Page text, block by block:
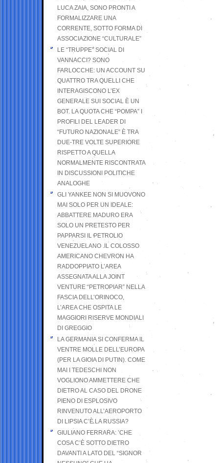
LUCA ZAIA, SONO PRONTI A
FORMALIZZARE UNA
CORRENTE, SOTTO FORMA DI
ASSOCIAZIONE “CULTURALE”
LE “TRUPPE” SOCIAL DI
VANNACCI? SONO
FARLOCCHE: UN ACCOUNT SU
QUATTRO TRA QUELLI CHE
INTERAGISCONO L’EX
GENERALE SUI SOCIAL È UN
BOT. LA QUOTA CHE “POMPA” I
PROFILI DEL LEADER DI
“FUTURO NAZIONALE” È TRA
DUE-TRE VOLTE SUPERIORE
RISPETTO A QUELLA
NORMALMENTE RISCONTRATA
IN DISCUSSIONI POLITICHE
ANALOGHE
GLI YANKEE NON SI MUOVONO
MAI SOLO PER UN IDEALE:
ABBATTERE MADURO ERA
SOLO UN PRETESTO PER
PAPPARSI IL PETROLIO
VENEZUELANO .IL COLOSSO
AMERICANO CHEVRON HA
RADDOPPIATO L’AREA
ASSEGNATA ALLA JOINT
VENTURE “PETROPIAR” NELLA
FASCIA DELL’ORINOCO,
L’AREA CHE OSPITA LE
MAGGIORI RISERVE MONDIALI
DI GREGGIO
LA GERMANIA SI CONFERMA IL
VENTRE MOLLE DELL’EUROPA
(PER LA GIOIA DI PUTIN). COME
MAI I TEDESCHI NON
VOGLIONO AMMETTERE CHE
DIETRO AL CASO DEL DRONE
PIENO DI ESPLOSIVO
RINVENUTO ALL’AEROPORTO
DI LIPSIA C’È LA RUSSIA?
GIULIANO FERRARA: ’CHE
COSA C’È SOTTO DIETRO
DAVANTI A LATO DEL “SIGNOR